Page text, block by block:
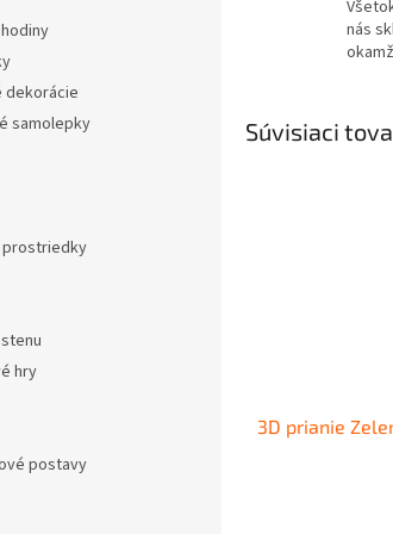
dekorácie
samolepky
prostriedky
hry
postavy
nás
Súvisiaci
3D prianie